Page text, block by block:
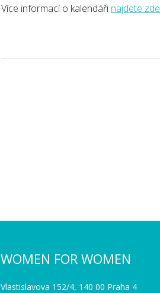
Více informací o kalendáři najdete zde
WOMEN FOR WOMEN
Vlastislavova 152/4, 140 00 Praha 4